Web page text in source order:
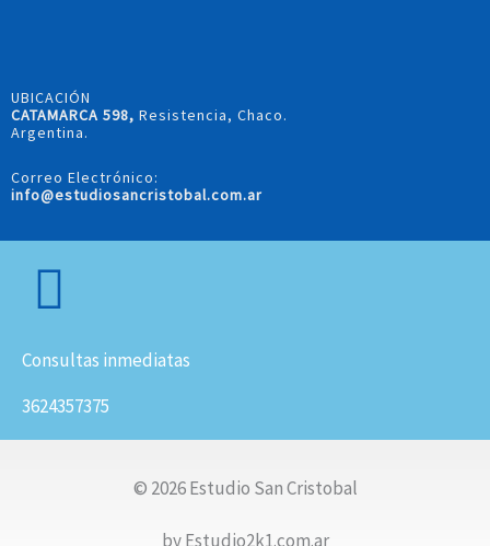
UBICACIÓN
CATAMARCA 598, Resistencia, Chaco.
Argentina.
Correo Electrónico:
info@estudiosancristobal.com.ar
Consultas inmediatas
3624357375
© 2026 Estudio San Cristobal
by Estudio2k1.com.ar